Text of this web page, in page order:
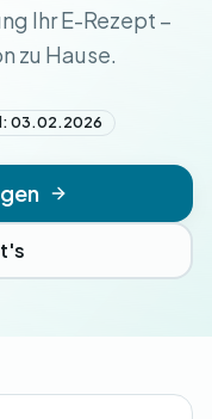
Ihr E-Rezept –
zu Hause.
03.02.2026